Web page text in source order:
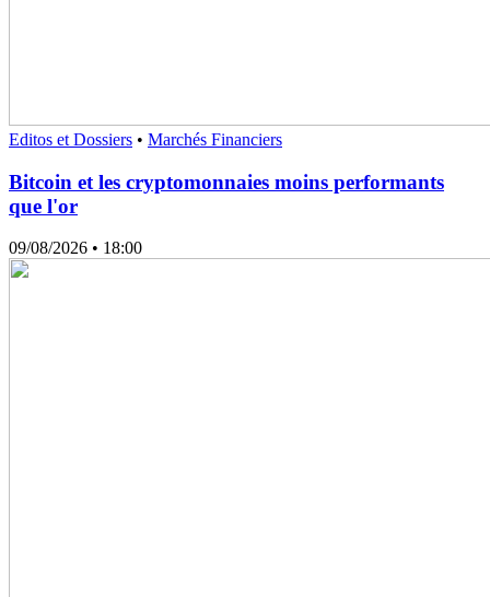
Editos et Dossiers • Marchés Financiers
Bitcoin et les cryptomonnaies moins performants
que l'or
09/08/2026 • 18:00